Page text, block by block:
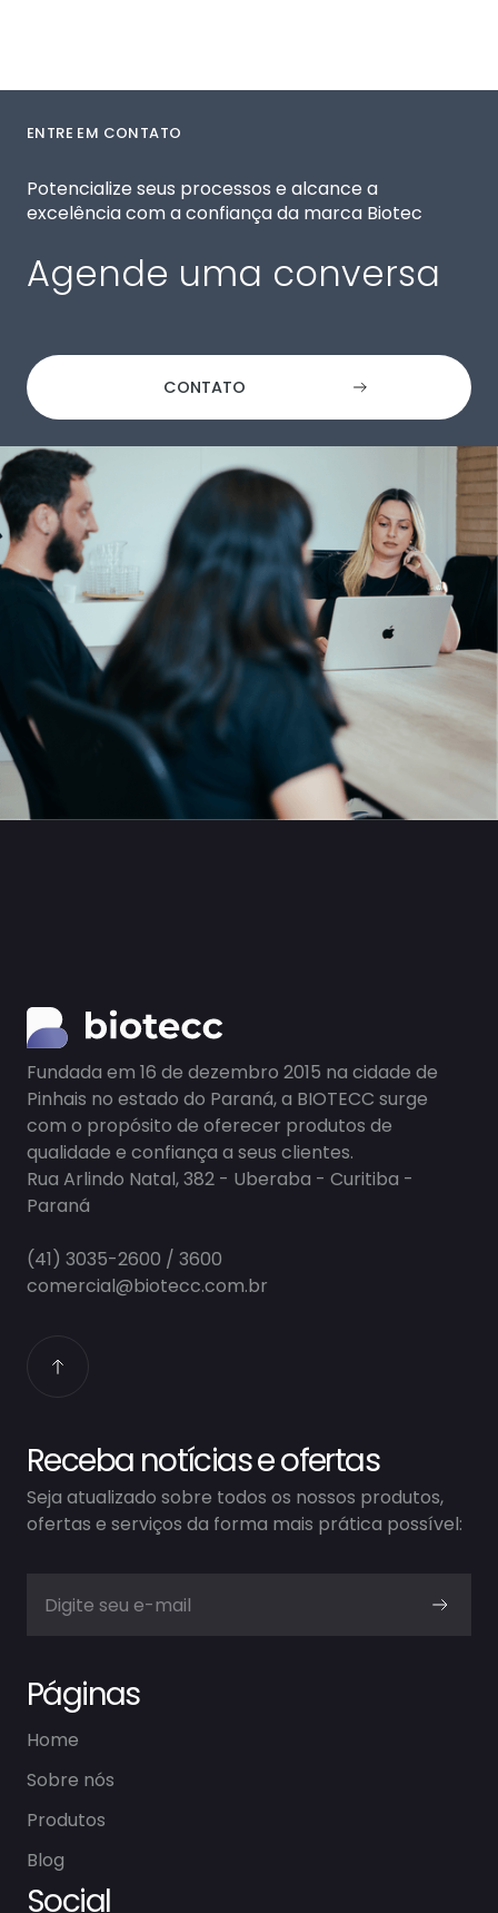
ENTRE EM CONTATO
Potencialize seus processos e alcance a
excelência com a confiança da marca Biotec
Agende uma conversa
CONTATO
Fundada em 16 de dezembro 2015 na cidade de
Pinhais no estado do Paraná, a BIOTECC surge
com o propósito de oferecer produtos de
qualidade e confiança a seus clientes.
Rua Arlindo Natal, 382 - Uberaba - Curitiba -
Paraná
(41) 3035-2600 / 3600
comercial@biotecc.com.br
Receba notícias e ofertas
Seja atualizado sobre todos os nossos produtos,
ofertas e serviços da forma mais prática possível:
Páginas
Home
Sobre nós
Produtos
Blog
Social